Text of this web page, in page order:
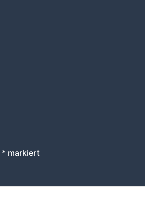
* markiert